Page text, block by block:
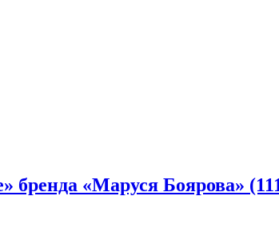
бренда «Маруся Боярова»